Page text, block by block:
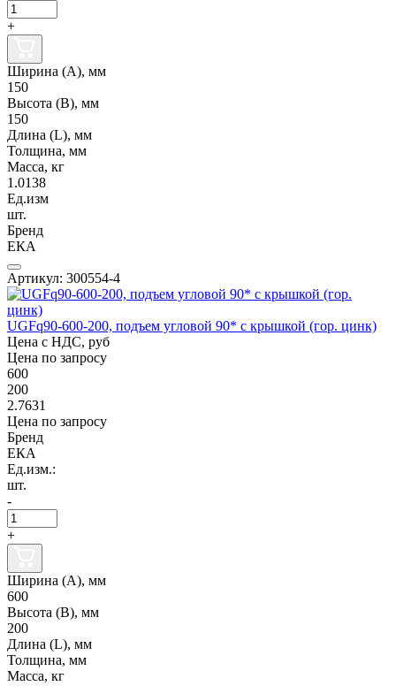
+
Ширина (А), мм
150
Высота (В), мм
150
Длина (L), мм
Толщина, мм
Масса, кг
1.0138
Ед.изм
шт.
Бренд
ЕКА
Артикул: 300554-4
UGFq90-600-200, подъем угловой 90* с крышкой (гор. цинк)
Цена с НДС, руб
Цена по запросу
600
200
2.7631
Цена по запросу
Бренд
ЕКА
Ед.изм.:
шт.
-
+
Ширина (А), мм
600
Высота (В), мм
200
Длина (L), мм
Толщина, мм
Масса, кг